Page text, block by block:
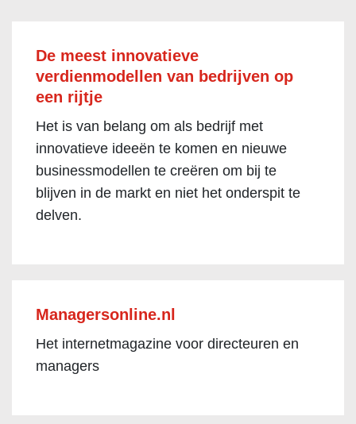
De meest innovatieve
verdienmodellen van bedrijven op
een rijtje
Het is van belang om als bedrijf met
innovatieve ideeën te komen en nieuwe
businessmodellen te creëren om bij te
blijven in de markt en niet het onderspit te
delven.
Managersonline.nl
Het internetmagazine voor directeuren en
managers